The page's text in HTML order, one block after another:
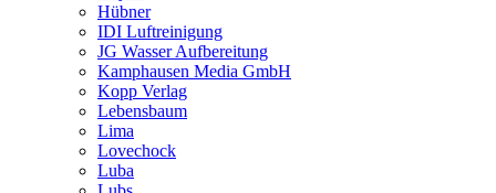
Hübner
IDI Luftreinigung
JG Wasser Aufbereitung
Kamphausen Media GmbH
Kopp Verlag
Lebensbaum
Lima
Lovechock
Luba